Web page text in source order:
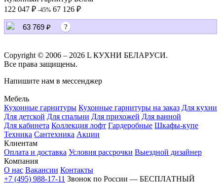
122 047 ₽ -45% 67 126 ₽
63 769 ₽ ?
Copyright © 2006 – 2026 L КУХНИ БЕЛАРУСИ.
Все права защищены.
Напишите нам в мессенджер
Мебель
Кухонные гарнитуры Кухонные гарнитуры на заказ Для кухни
Для детской Для спальни Для прихожей Для ванной
Для кабинета Коллекция лофт Гардеробные Шкафы-купе
Техника Сантехника Акции
Клиентам
Оплата и доставка Условия рассрочки Выездной дизайнер
Компания
О нас Вакансии Контакты
+7 (495) 988-17-11 Звонок по России — БЕСПЛАТНЫЙ